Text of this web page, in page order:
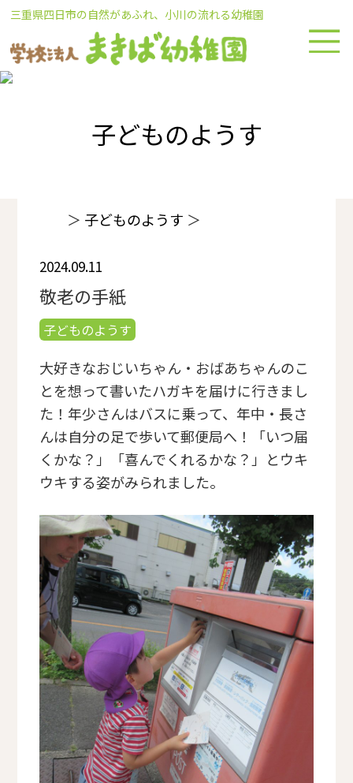
Skip
content
三重県四日市の自然があふれ、小川の流れる幼稚園
子どものようす
＞ 子どものようす ＞
2024.09.11
敬老の手紙
子どものようす
大好きなおじいちゃん・おばあちゃんのこ
とを想って書いたハガキを届けに行きまし
た！年少さんはバスに乗って、年中・長さ
んは自分の足で歩いて郵便局へ！「いつ届
くかな？」「喜んでくれるかな？」とウキ
ウキする姿がみられました。